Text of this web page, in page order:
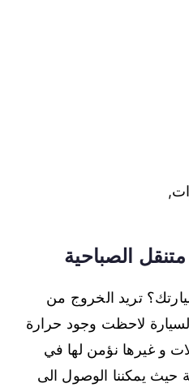
الصباحية
تريد الخروج من
لاحظت وجود حرارة
و غيرها نؤمن لها في
حيث يمكننا الوصول الى